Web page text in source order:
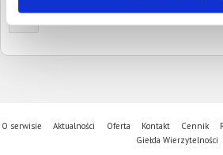
1
O serwisie Aktualności Oferta Kontakt Cennik
Giełda Wierzytelności